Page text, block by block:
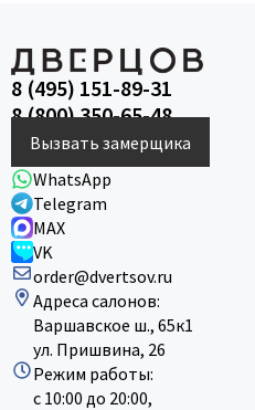
8 (495) 151-89-31
8 (800) 350-65-48
Вызвать замерщика
WhatsApp
Telegram
MAX
VK
order@dvertsov.ru
Адреса салонов:
Варшавское ш., 65к1
ул. Пришвина, 26
Режим работы:
с 10:00 до 20:00,